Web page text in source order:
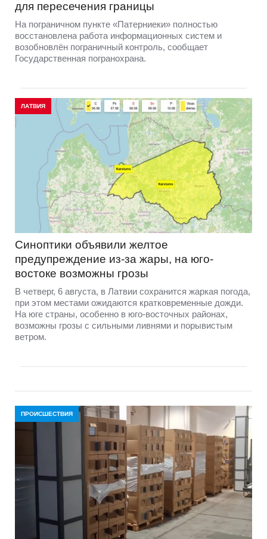
для пересечения границы
На пограничном пункте «Патерниеки» полностью
восстановлена работа информационных систем и
возобновлён пограничный контроль, сообщает
Государственная погранохрана.
ЛАТВИЯ
Синоптики объявили желтое
предупреждение из-за жары, на юго-
востоке возможны грозы
В четверг, 6 августа, в Латвии сохранится жаркая погода,
при этом местами ожидаются кратковременные дожди.
На юге страны, особенно в юго-восточных районах,
возможны грозы с сильными ливнями и порывистым
ветром.
ПРОИСШЕСТВИЯ